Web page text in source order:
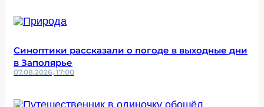
Синоптики рассказали о погоде в выходные дни
в Заполярье
07.08.2026, 17:00